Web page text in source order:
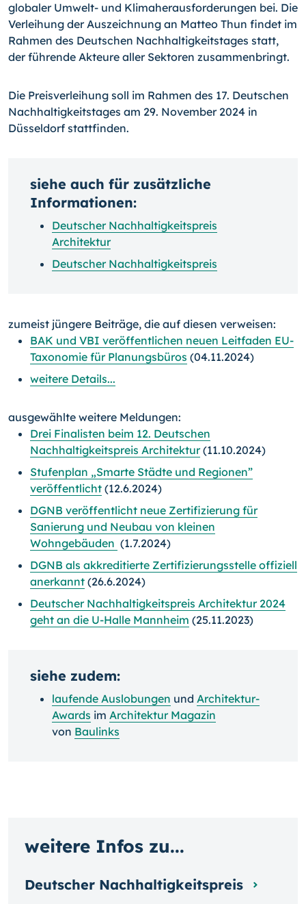
globaler Umwelt- und Klimaherausforderungen bei. Die
Verleihung der Auszeichnung an Matteo Thun findet im
Rahmen des Deutschen Nachhaltigkeitstages statt,
der führende Akteure aller Sektoren zusammenbringt.
Die Preisverleihung soll im Rahmen des 17. Deutschen
Nachhaltigkeitstages am 29. November 2024 in
Düsseldorf stattfinden.
siehe auch für zusätzliche
Informationen:
Deutscher Nachhaltigkeitspreis
Architektur
Deutscher Nachhaltigkeitspreis
zumeist jüngere Beiträge, die auf diesen verweisen:
BAK und VBI veröffentlichen neuen Leitfaden EU-
Taxonomie für Planungsbüros (04.11.2024)
weitere Details...
ausgewählte weitere Meldungen:
Drei Finalisten beim 12. Deutschen
Nachhaltigkeitspreis Architektur(11.10.2024)
Stufenplan „Smarte Städte und Regionen”
veröffentlicht (12.6.2024)
DGNB veröffentlicht neue Zertifizierung für
Sanierung und Neubau von kleinen
Wohngebäuden (1.7.2024)
DGNB als akkreditierte Zertifizierungsstelle offiziell
anerkannt (26.6.2024)
Deutscher Nachhaltigkeitspreis Architektur 2024
geht an die U-Halle Mannheim (25.11.2023)
siehe zudem:
laufende Auslobungen und Architektur-
Awards im Architektur Magazin
von Baulinks
weitere Infos zu...
Deutscher Nachhaltigkeitspreis